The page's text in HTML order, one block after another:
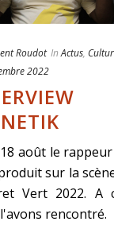
Roudot In Actus,
2022
18 août le
sur la
Vert 2022. A
rencontré.